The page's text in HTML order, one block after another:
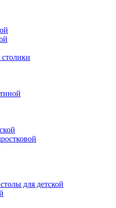
для детской